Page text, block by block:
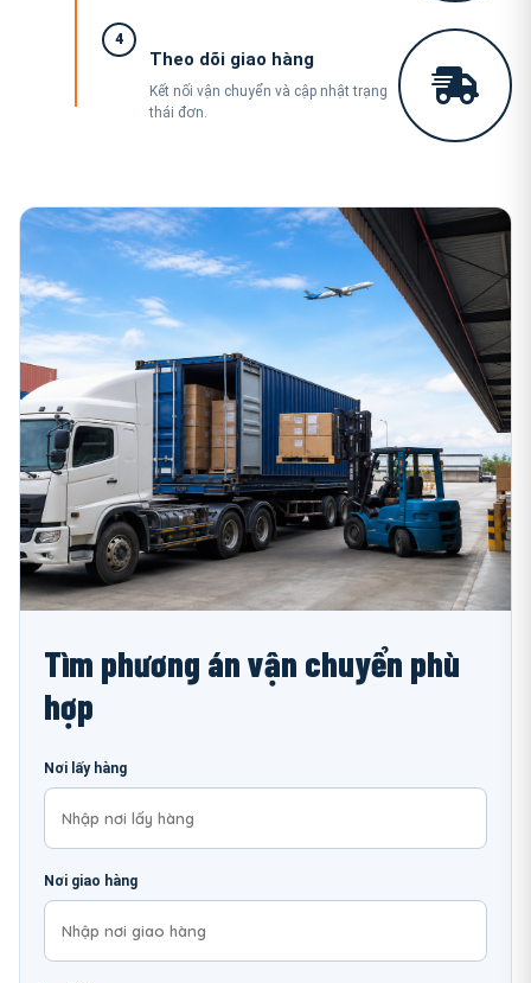
4
Theo dõi giao hàng
Kết nối vận chuyển và cập nhật trạng
thái đơn.
Tìm phương án vận chuyển phù
hợp
Nơi lấy hàng
Nơi giao hàng